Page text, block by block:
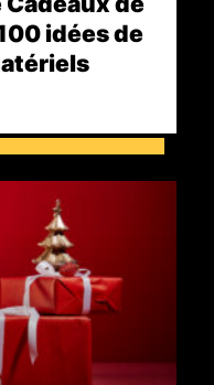
idées de